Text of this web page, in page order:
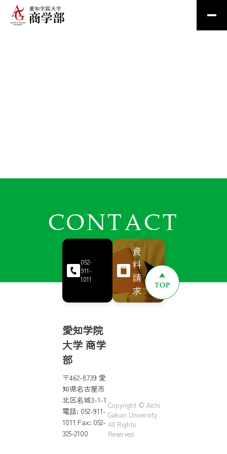
CONTACT
052-
911-
1011
資
料
請
求
愛知学院
大学 商学
部
〒462-8739 愛
知県名古屋市
北区名城3-1-1
電話: 052-911-
1011 Fax: 052-
325-2100
Copyright © Aichi
Gakuin University
All Rights
Reserved.